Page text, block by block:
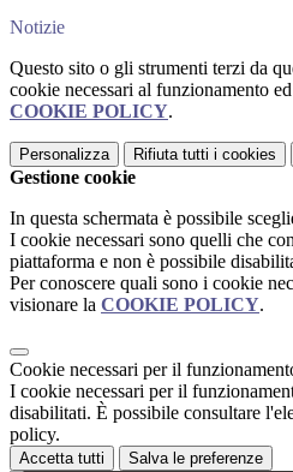
Notizie
Questo sito o gli strumenti terzi da
cookie necessari al funzionamento
COOKIE POLICY.
Personalizza Rifiuta tutti i cookies
Gestione cookie
In questa schermata è possibile
I cookie necessari sono quelli che
piattaforma e non è possibile
Per conoscere quali sono i cookie
visionare la COOKIE POLICY.
Cookie necessari per il
I cookie necessari per il
disabilitati. È possibile consultare
policy.
Accetta tutti Salva le preferenze